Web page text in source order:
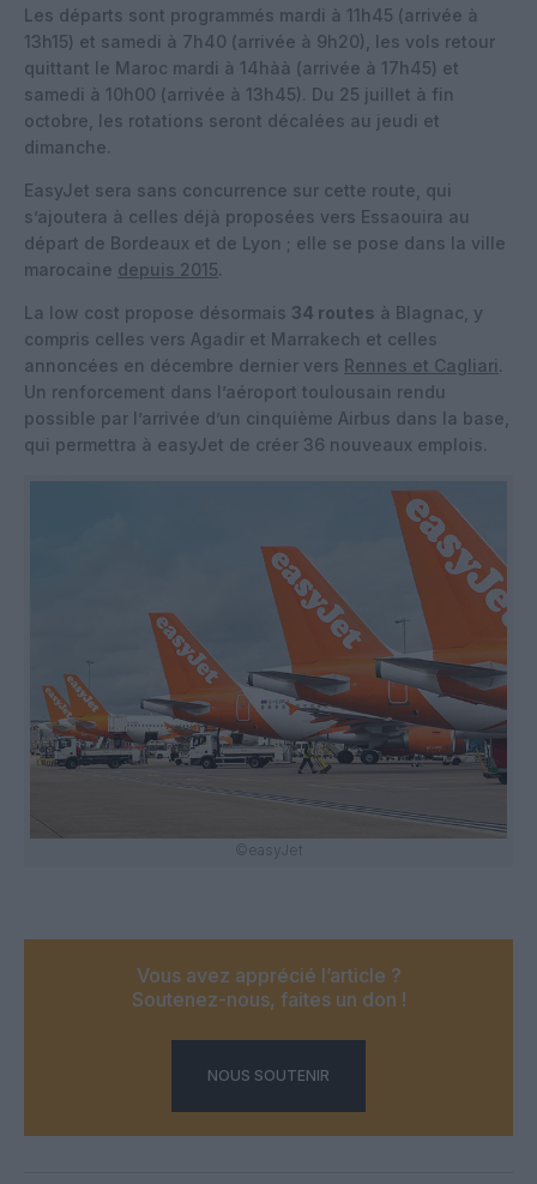
Les départs sont programmés mardi à 11h45 (arrivée à
13h15) et samedi à 7h40 (arrivée à 9h20), les vols retour
quittant le Maroc mardi à 14hàà (arrivée à 17h45) et
samedi à 10h00 (arrivée à 13h45). Du 25 juillet à fin
octobre, les rotations seront décalées au jeudi et
dimanche.
EasyJet sera sans concurrence sur cette route, qui
s’ajoutera à celles déjà proposées vers Essaouira au
départ de Bordeaux et de Lyon ; elle se pose dans la ville
marocaine depuis 2015.
La low cost propose désormais 34 routes à Blagnac, y
compris celles vers Agadir et Marrakech et celles
annoncées en décembre dernier vers Rennes et Cagliari.
Un renforcement dans l’aéroport toulousain rendu
possible par l’arrivée d’un cinquième Airbus dans la base,
qui permettra à easyJet de créer 36 nouveaux emplois.
©easyJet
Vous avez apprécié l’article ?
Soutenez-nous, faites un don !
NOUS SOUTENIR